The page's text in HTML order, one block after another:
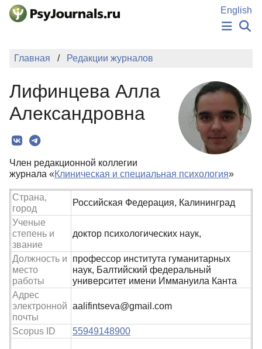
Перейти к основному содержанию
English
НОВОСТИ
ПОДАТЬ РУКОПИСЬ
КЛЮЧЕВЫЕ СЛОВА
Вход
Главная Редакции журналов
Лифинцева Алла
Александровна
Член редакционной коллегии
журнала «Клиническая и специальная психология»
Страна,
город
Российская Федерация, Калининград
Ученые
степень и
звание
доктор психологических наук,
Должность и
место
работы
профессор института гуманитарных
наук, Балтийский федеральный
университет имени Иммануила Канта
Адрес
электронной
почты
aalifintseva@gmail.com
Scopus ID 55949148900